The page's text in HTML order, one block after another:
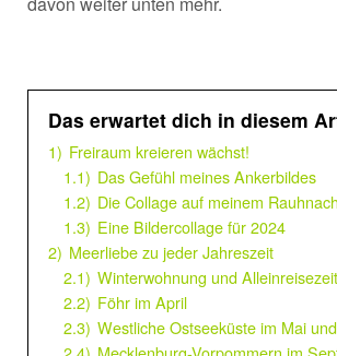
Das erwartet dich in diesem
1) Freiraum kreieren wächst!
1.1) Das Gefühl meines Ankerbildes
1.2) Die Collage auf meinem
1.3) Eine Bildercollage für 2024
2) Meerliebe zu jeder Jahreszeit
2.1) Winterwohnung und Alleinreisezeit
2.2) Föhr im April
2.3) Westliche Ostseeküste im Mai